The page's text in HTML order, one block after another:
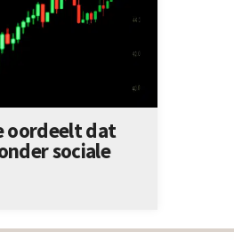
oordeelt dat
sociale